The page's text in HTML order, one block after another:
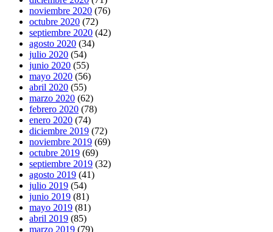
noviembre 2020 (76)
octubre 2020 (72)
septiembre 2020 (42)
agosto 2020 (34)
julio 2020 (54)
junio 2020 (55)
mayo 2020 (56)
abril 2020 (55)
marzo 2020 (62)
febrero 2020 (78)
enero 2020 (74)
diciembre 2019 (72)
noviembre 2019 (69)
octubre 2019 (69)
septiembre 2019 (32)
agosto 2019 (41)
julio 2019 (54)
junio 2019 (81)
mayo 2019 (81)
abril 2019 (85)
marzo 2019 (79)